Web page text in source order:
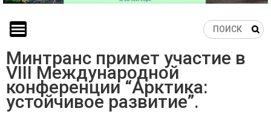
Минтранс примет участие в
VIII Международной
конференции “Арктика:
устойчивое развитие”.